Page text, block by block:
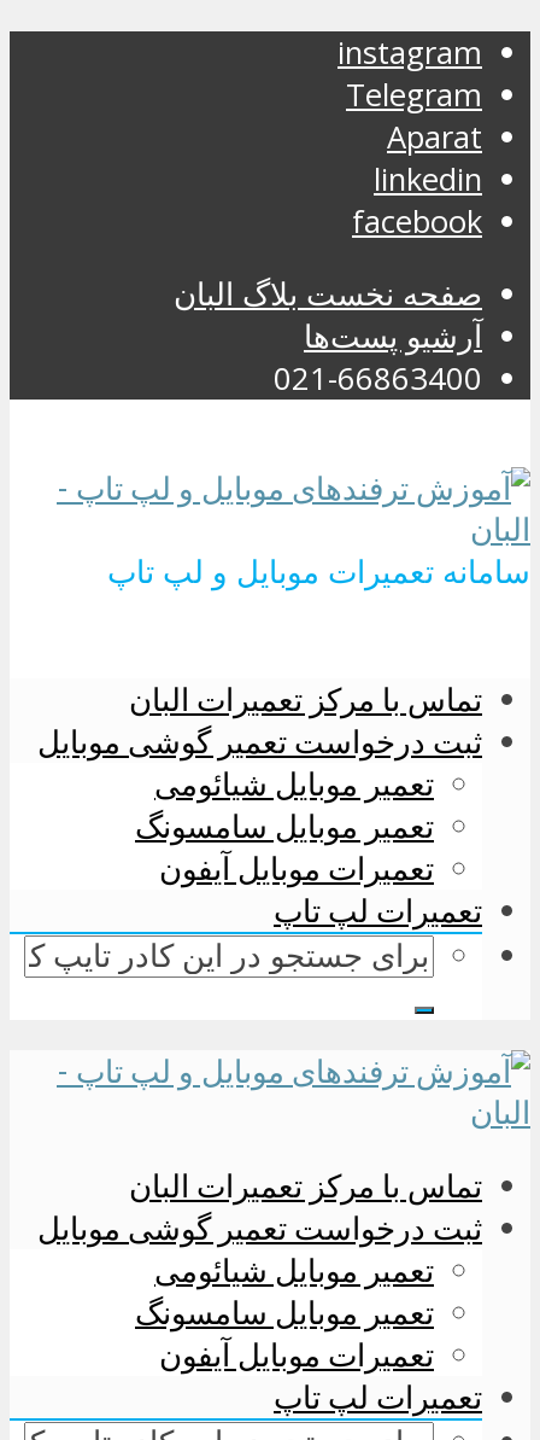
instagram
Telegram
Aparat
linkedin
facebook
صفحه نخست بلاگ البان
آرشیو پست‌ها
021-66863400
سامانه تعمیرات موبایل و لپ تاپ
تماس با مرکز تعمیرات البان
ثبت درخواست تعمیر گوشی موبایل
تعمیر موبایل شیائومی
تعمیر موبایل سامسونگ
تعمیرات موبایل آیفون
تعمیرات لپ تاپ
تماس با مرکز تعمیرات البان
ثبت درخواست تعمیر گوشی موبایل
تعمیر موبایل شیائومی
تعمیر موبایل سامسونگ
تعمیرات موبایل آیفون
تعمیرات لپ تاپ